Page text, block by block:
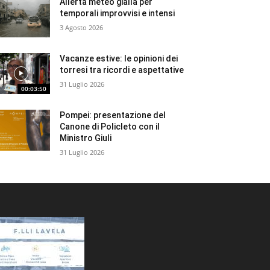
temporali improvvisi e intensi
3 Agosto 2026
00:03:50
Vacanze estive: le opinioni dei
torresi tra ricordi e aspettative
31 Luglio 2026
Pompei: presentazione del
Canone di Policleto con il
Ministro Giuli
31 Luglio 2026